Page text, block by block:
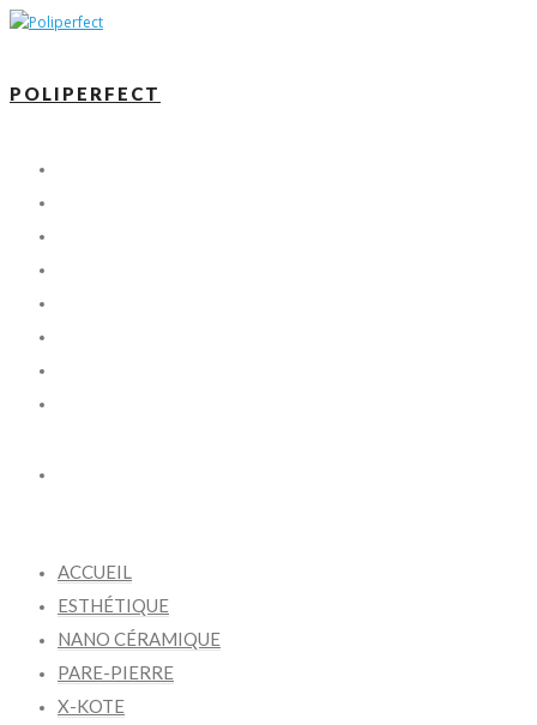
POLIPERFECT
ACCUEIL
ESTHÉTIQUE
NANO CÉRAMIQUE
PARE-PIERRE
X-KOTE